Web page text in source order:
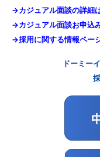
→カジュアル面談の詳細
→カジュアル面談お申込
→採用に関する情報ペー
ドーミー